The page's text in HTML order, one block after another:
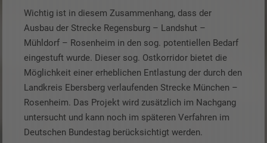
Wichtig ist in diesem Zusammenhang, dass der
Ausbau der Strecke Regensburg – Landshut –
Mühldorf – Rosenheim in den sog. potentiellen Bedarf
eingestuft wurde. Dieser sog. Ostkorridor bietet die
Möglichkeit einer erheblichen Entlastung der durch den
Landkreis Ebersberg verlaufenden Strecke München –
Rosenheim. Das Projekt wird zusätzlich im Nachgang
untersucht und kann noch im späteren Verfahren im
Deutschen Bundestag berücksichtigt werden.